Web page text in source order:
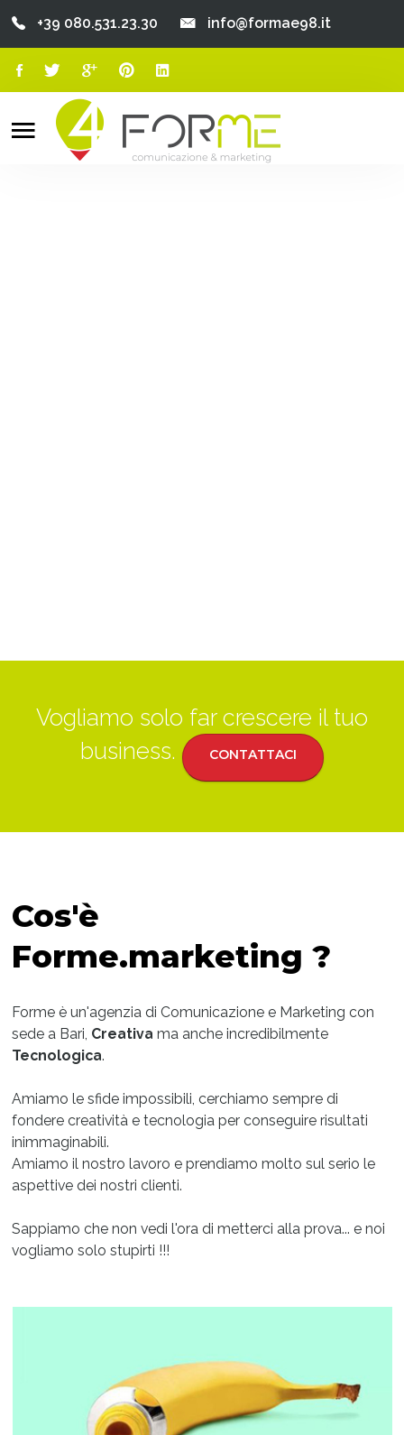
Chi Siamo
+39 080.531.23.30 info@formae98.it
Search
Vogliamo solo far crescere il tuo
business.
CONTATTACI
Cos'è
Forme.marketing ?
Forme è un'agenzia di Comunicazione e Marketing con
sede a Bari, Creativa ma anche incredibilmente
Tecnologica.
Amiamo le sfide impossibili, cerchiamo sempre di
fondere creatività e tecnologia per conseguire risultati
inimmaginabili.
Amiamo il nostro lavoro e prendiamo molto sul serio le
aspettive dei nostri clienti.
Sappiamo che non vedi l'ora di metterci alla prova... e noi
vogliamo solo stupirti !!!